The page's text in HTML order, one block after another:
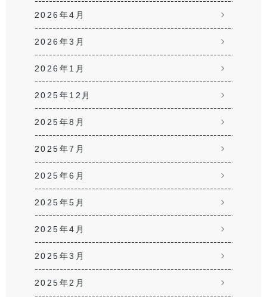
2026年4月
2026年3月
2026年1月
2025年12月
2025年8月
2025年7月
2025年6月
2025年5月
2025年4月
2025年3月
2025年2月